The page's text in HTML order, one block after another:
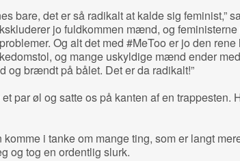
bare, det er så radikalt at kalde sig feminist,”
jo fuldkommen mænd, og
Og alt det med #MeToo er jo den rene
og mange uskyldige mænd ender
og brændt på bålet. Det er da radikalt!”
par øl og satte os på kanten af en trappesten.
komme i tanke om mange ting, som er langt
og tog en ordentlig slurk.